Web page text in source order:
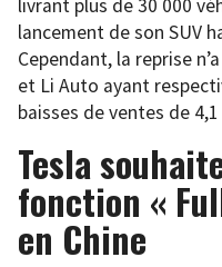
livrant plus de 30 000
lancement de son SUV
Cependant, la reprise
et Li Auto ayant
baisses de ventes de
Tesla
fonction «
en Chine